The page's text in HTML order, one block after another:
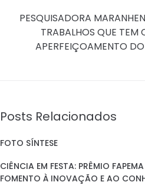
PESQUISADORA
TRABALHOS QUE TEM
APERFEIÇOAMENTO
Posts Relacionados
FOTO SÍNTESE
CIÊNCIA EM FESTA: PRÊMIO
FOMENTO À INOVAÇÃO E AO